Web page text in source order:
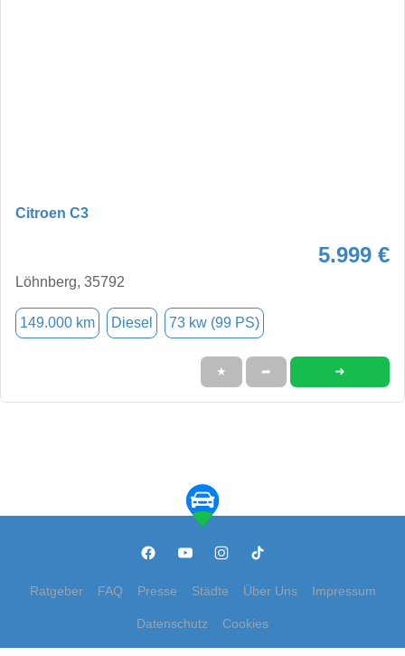
Citroen C3
5.999 €
Löhnberg, 35792
149.000 km Diesel 73 kw (99 PS)
★ ➦ ➜
Ratgeber FAQ Presse Städte Über Uns Impressum
Datenschutz Cookies